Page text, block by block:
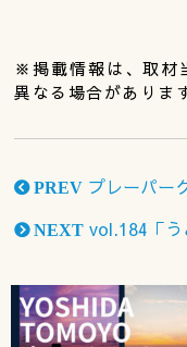
※掲載情報は、取材
異なる場合がありま
PREV プレーパー
NEXT vol.184「う